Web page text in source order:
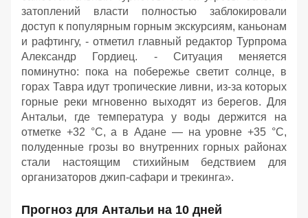
затоплений власти полностью заблокировали
доступ к популярным горным экскурсиям, каньонам
и рафтингу, - отметил главный редактор Турпрома
Александр Гордиец. - Ситуация меняется
поминутно: пока на побережье светит солнце, в
горах Тавра идут тропические ливни, из-за которых
горные реки мгновенно выходят из берегов. Для
Антальи, где температура у воды держится на
отметке +32 °C, а в Адане — на уровне +35 °C,
полуденные грозы во внутренних горных районах
стали настоящим стихийным бедствием для
организаторов джип-сафари и трекинга».
Прогноз для Антальи на 10 дней